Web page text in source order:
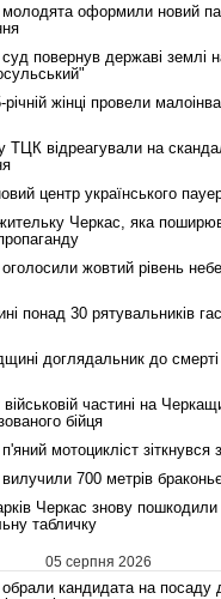
оформили новий
повернув державі землі
жінці провели
ТЦК відреагували на
центр українського
Черкас, яка
жовтий рівень
понад 30 рятувальників
доглядальник до
частині на
бійця
мотоцикліст зіткнувся
700 метрів
Черкас знову пошкодили
табличку
05 серпня 2026
кандидата на посаду